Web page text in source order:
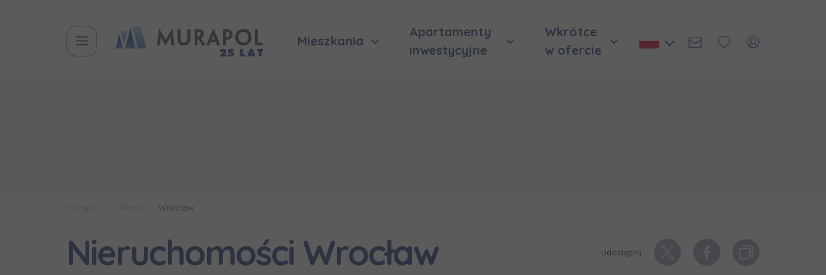
Mieszkania
Apartamenty
inwestycyjne
Wkrótce
w ofercie
Wrocław
Nieruchomości Wrocław Udostępnij